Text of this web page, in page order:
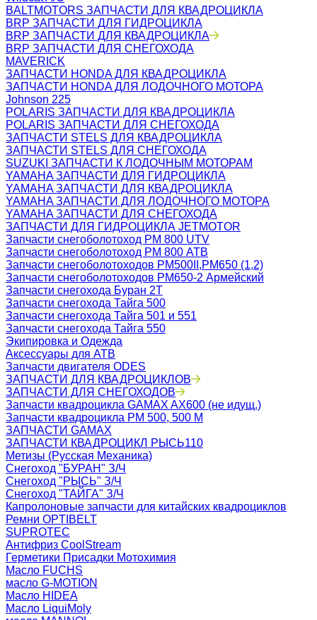
BALTMOTORS ЗАПЧАСТИ ДЛЯ КВАДРОЦИКЛА
BRP ЗАПЧАСТИ ДЛЯ ГИДРОЦИКЛА
BRP ЗАПЧАСТИ ДЛЯ КВАДРОЦИКЛА
BRP ЗАПЧАСТИ ДЛЯ СНЕГОХОДА
MAVERICK
ЗАПЧАСТИ HONDA ДЛЯ КВАДРОЦИКЛА
ЗАПЧАСТИ HONDA ДЛЯ ЛОДОЧНОГО МОТОРА
Johnson 225
POLARIS ЗАПЧАСТИ ДЛЯ КВАДРОЦИКЛА
POLARIS ЗАПЧАСТИ ДЛЯ СНЕГОХОДА
ЗАПЧАСТИ STELS ДЛЯ КВАДРОЦИКЛА
ЗАПЧАСТИ STELS ДЛЯ СНЕГОХОДА
SUZUKI ЗАПЧАСТИ К ЛОДОЧНЫМ МОТОРАМ
YAMAHA ЗАПЧАСТИ ДЛЯ ГИДРОЦИКЛА
YAMAHA ЗАПЧАСТИ ДЛЯ КВАДРОЦИКЛА
YAMAHA ЗАПЧАСТИ ДЛЯ ЛОДОЧНОГО МОТОРА
YAMAHA ЗАПЧАСТИ ДЛЯ СНЕГОХОДА
ЗАПЧАСТИ ДЛЯ ГИДРОЦИКЛА JETMOTOR
Запчасти снегоболотоход РМ 800 UTV
Запчасти снегоболотоход РМ 800 АТВ
Запчасти снегоболотоходов РМ500II,РМ650 (1,2)
Запчасти снегоболотоходов РМ650-2 Армейский
Запчасти снегохода Буран 2Т
Запчасти снегохода Тайга 500
Запчасти снегохода Тайга 501 и 551
Запчасти снегохода Тайга 550
Экипировка и Одежда
Аксессуары для АТВ
Запчасти двигателя ODES
ЗАПЧАСТИ ДЛЯ КВАДРОЦИКЛОВ
ЗАПЧАСТИ ДЛЯ СНЕГОХОДОВ
Запчасти квадроцикла GAMAX AX600 (не идущ.)
Запчасти квадроцикла РМ 500, 500 М
ЗАПЧАСТИ GAMAX
ЗАПЧАСТИ КВАДРОЦИКЛ РЫСЬ110
Метизы (Русская Механика)
Снегоход "БУРАН" З/Ч
Снегоход "РЫСЬ" З/Ч
Снегоход "ТАЙГА" З/Ч
Капролоновые запчасти для китайских квадроциклов
Ремни OPTIBELT
SUPROTEC
Антифриз CoolStream
Герметики Присадки Мотохимия
Масло FUCHS
масло G-MOTION
Масло HIDEA
Масло LiquiMoly